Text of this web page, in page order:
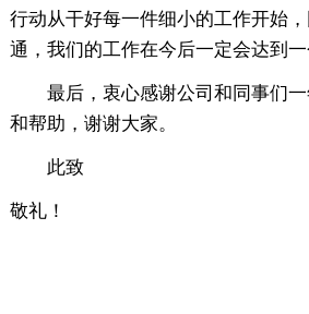
行动从干好每一件细小的工作开始
通，我们的工作在今后一定会达到一
最后，衷心感谢公司和同事们一
和帮助，谢谢大家。
此致
敬礼！